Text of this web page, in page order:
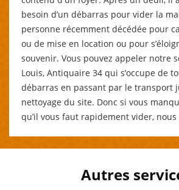
besoin d’un débarras pour vider la
personne récemment décédée pour
ou de mise en location ou pour
souvenir. Vous pouvez appeler notre
Louis, Antiquaire 34 qui s’occupe de
débarras en passant par le transport
nettoyage du site. Donc si vous
qu’il vous faut rapidement vider, nous
Autres